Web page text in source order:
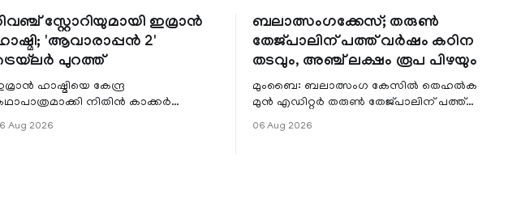
സ്റ്റോറിയുമായി ഇമ്രാൻ
'ആവാരാപ്പൻ 2'
പുറത്ത്
ഹാഷ്മിയെ കേന്ദ്ര
നിതിൻ കാക്കർ
ഏറ്റവും പുതിയ ചിത്രമാണ്
'ആവാരാപ്പൻ 2'. ഐഎംഡിബി പട്ടിക
Aug 2026
ബലാത്സംഗക്കേസ്; തരുൺ
തേജ്‌പാലിന് പത്ത് വർഷം കഠിന
തടവും, അഞ്ച് ലക്ഷം രൂപ പിഴയും
മുംബൈ: ബലാത്സംഗ കേസിൽ തെഹൽക
മുൻ എഡിറ്റർ തരുൺ തേജ്‌പാലിന് പത്ത്
വർഷം കഠിന തടവും അഞ്ചു ലക്ഷം രൂപ
പിഴയും. ബോംബെ ഹൈക്കോടതിയാണ്
06 Aug 2026